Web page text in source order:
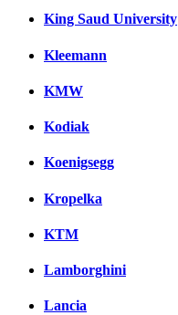
King Saud University
Kleemann
KMW
Kodiak
Koenigsegg
Kropelka
KTM
Lamborghini
Lancia